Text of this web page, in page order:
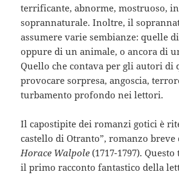
terrificante, abnorme, mostruoso,
soprannaturale. Inoltre, il
assumere varie sembianze: quelle
oppure di un animale, o ancora di
Quello che contava per gli autori di
provocare sorpresa, angoscia,
turbamento profondo nei lettori.
Il capostipite dei romanzi gotici è
castello di Otranto”, romanzo breve
Horace Walpole (1717-1797).
il primo racconto fantastico della